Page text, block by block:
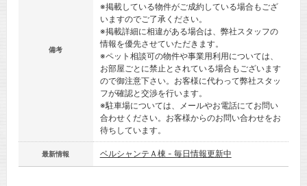
備考
※掲載している物件がご成約している場合もござ
いますのでご了承ください。
※掲載詳細に相違がある場合は、弊社スタッフの
情報を優先させていただきます。
※ペット相談可の物件や事業用利用については、
お部屋ごとに禁止とされている場合もございます
ので御注意下さい。お客様に代わって弊社スタッ
フが確認と交渉を行います。
※駐車場については、メールやお電話にてお問い
合わせください。お客様からのお問い合わせをお
待ちしています。
最新情報 ベルシャンテＡ棟 - 毎日情報更新中